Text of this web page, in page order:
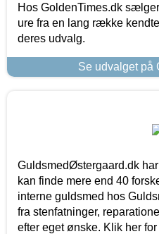
Hos GoldenTimes.dk
ure fra en lang række
deres udvalg.
Se udvalget på
GuldsmedØstergaard.dk
kan finde mere end 40
interne guldsmed hos
fra stenfatninger,
efter eget ønske. Klik her